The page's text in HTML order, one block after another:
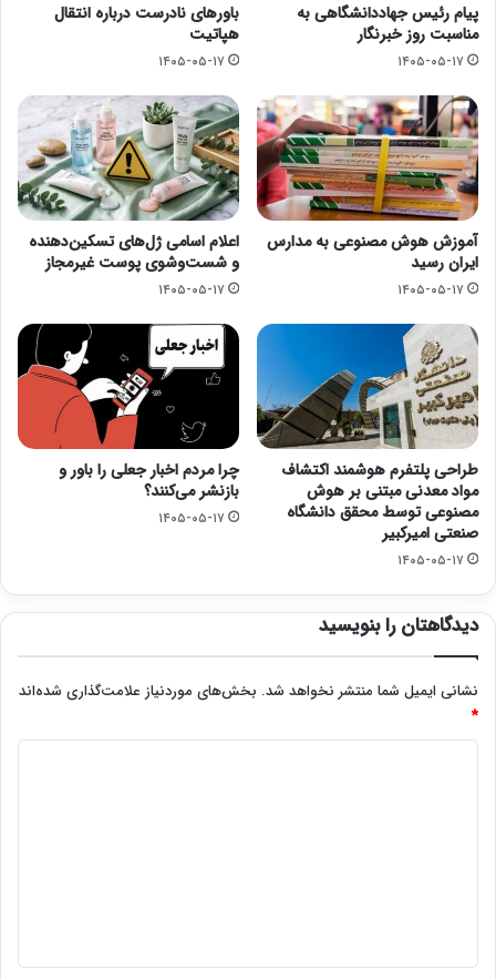
پیام رئیس جهاددانشگاهی به
مناسبت روز خبرنگار
۱۴۰۵-۰۵-۱۷
باورهای نادرست درباره انتقال
هپاتیت
۱۴۰۵-۰۵-۱۷
آموزش هوش مصنوعی به مدارس
ایران رسید
۱۴۰۵-۰۵-۱۷
اعلام اسامی ژل‌های تسکین‌دهنده
و شست‌وشوی پوست غیرمجاز
۱۴۰۵-۰۵-۱۷
طراحی پلتفرم هوشمند اکتشاف
مواد معدنی مبتنی بر هوش
مصنوعی توسط محقق دانشگاه
صنعتی امیرکبیر
۱۴۰۵-۰۵-۱۷
چرا مردم اخبار جعلی را باور و
بازنشر می‌کنند؟
۱۴۰۵-۰۵-۱۷
دیدگاهتان را بنویسید
نشانی ایمیل شما منتشر نخواهد شد. بخش‌های موردنیاز علامت‌گذاری شده‌اند
*